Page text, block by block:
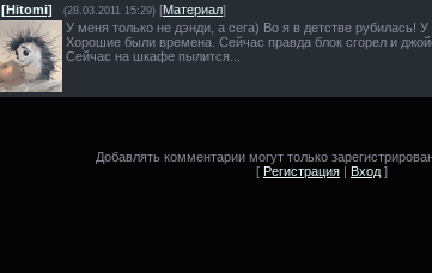
[Hitomi] (28.03.2011 15:29) [Материал]
У меня только не дэнди, а сега) Во я в детстве рубилась!
Хорошие были времена. Сейчас правда блок сгорел и
Сейчас на шкафе пылится...
Добавлять комментарии могут только
[ Регистрация | Вход ]